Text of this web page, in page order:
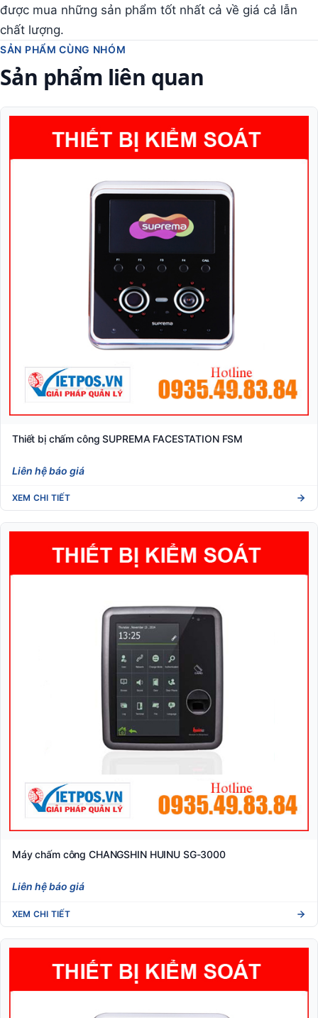
được mua những sản phẩm tốt nhất cả về giá cả lẫn
chất lượng.
SẢN PHẨM CÙNG NHÓM
Sản phẩm liên quan
Thiết bị chấm công SUPREMA FACESTATION FSM
Liên hệ báo giá
XEM CHI TIẾT
Máy chấm công CHANGSHIN HUINU SG-3000
Liên hệ báo giá
XEM CHI TIẾT